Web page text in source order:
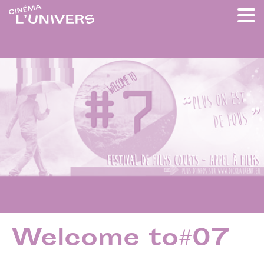
Welcome to#07